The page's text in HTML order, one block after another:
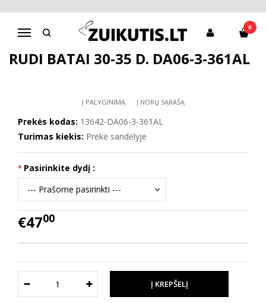
Navigacija
0
Pagrindinis Batai berniukui
D.D.Step batai berniukams
Rudi batai 30-35 d. DA06-3-361AL
RUDI BATAI 30-35 D. DA06-3-361AL
Į PALYGINIMĄ Į NORŲ SĄRAŠĄ
Prekės kodas: 13642-DA06-3-361AL
Turimas kiekis: Prekė sandėlyje
Pasirinkite dydį :
€4700